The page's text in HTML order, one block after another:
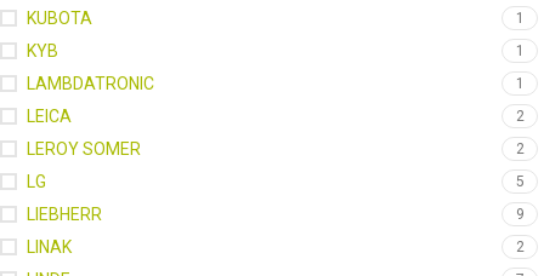
KUBOTA 1
KYB 1
LAMBDATRONIC 1
LEICA 2
LEROY SOMER 2
LG 5
LIEBHERR 9
LINAK 2